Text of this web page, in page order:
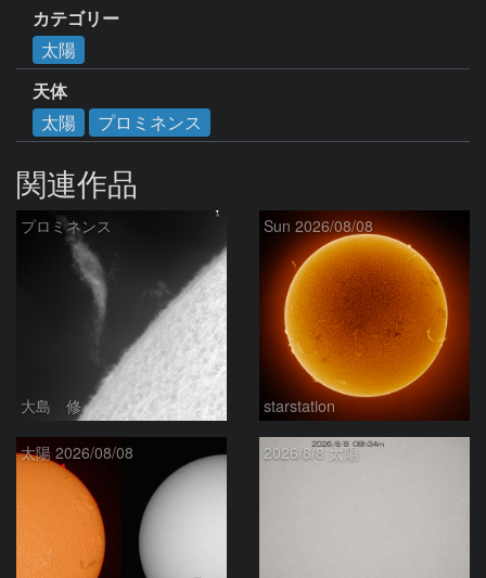
カテゴリー
太陽
天体
太陽
プロミネンス
関連作品
プロミネンス
大島 修
Sun 2026/08/08
starstation
太陽 2026/08/08 2026/8/8 太陽